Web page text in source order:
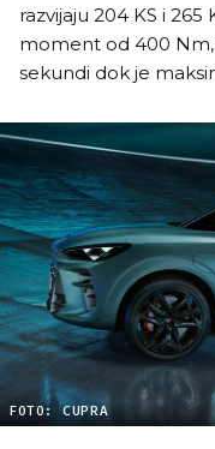
razvijaju 204 KS i
moment od 400
sekundi dok je
FOTO: CUPRA